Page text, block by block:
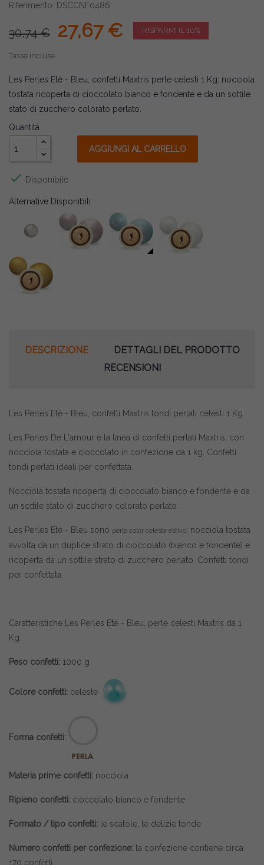
Riferimento: DSCCNF0486
30,74 € 27,67 € RISPARMI IL 10%
Tasse incluse
Les Perles Etè - Bleu, confetti Maxtris perle celesti 1 Kg: nocciola
tostata ricoperta di cioccolato bianco e fondente e da un sottile
stato di zucchero colorato perlato.
Quantità
AGGIUNGI AL CARRELLO
 Disponibile
Alternative Disponibili:
DESCRIZIONE
DETTAGLI DEL PRODOTTO
RECENSIONI
Les Perles Etè - Bleu, confetti Maxtris tondi perlati celesti 1 Kg.
Les Perles De L'amour è la linea di confetti perlati Maxtris, con
nocciola tostata e cioccolato in confezione da 1 kg. Confetti
tondi perlati ideali per confettata.
Nocciola tostata ricoperta di cioccolato bianco e fondente e da
un sottile stato di zucchero colorato perlato.
Les Perles Etè - Bleu sono perle color celeste estivo: nocciola tostata
avvolta da un duplice strato di cioccolato (bianco e fondente) e
ricoperta da un sottile strato di zucchero perlato. Confetti tondi
per confettata.
Caratteristiche Les Perles Etè - Bleu, perle celesti Maxtris da 1
Kg:
Peso confetti: 1000 g
Colore confetti: celeste
Forma confetti:
Materia prime confetti: nocciola
Ripieno confetti: cioccolato bianco e fondente
Formato / tipo confetti: le scatole, le delizie tonde
Numero confetti per confezione: la confezione contiene circa
170 confetti.